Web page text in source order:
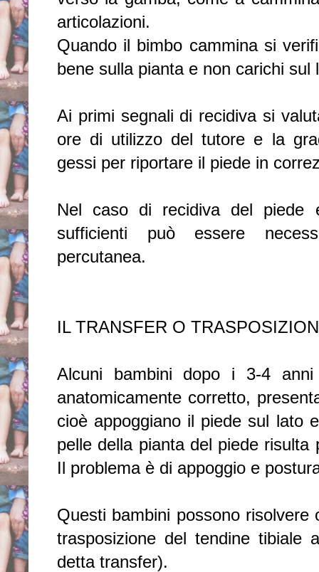
articolazioni.
Quando il bimbo cammina si
bene sulla pianta e non carichi sul
Ai primi segnali di recidiva si
ore di utilizzo del tutore e la
gessi per riportare il piede in
Nel caso di recidiva del piede
sufficienti può essere
percutanea.
IL TRANSFER O
Alcuni bambini dopo i 3-4
anatomicamente corretto,
cioè appoggiano il piede sul lato
pelle della pianta del piede
Il problema è di appoggio e
Questi bambini possono
trasposizione del tendine tibiale
detta transfer).